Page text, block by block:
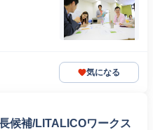
気になる
候補/LITALICOワークス